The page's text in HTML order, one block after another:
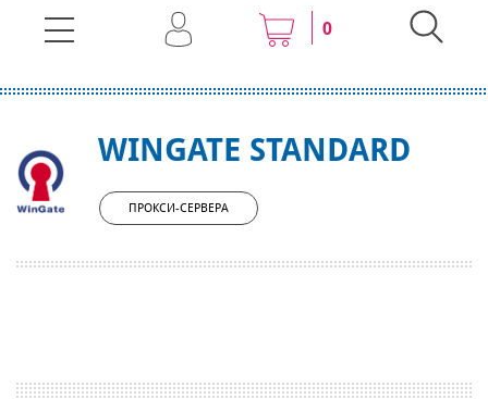
0
WINGATE STANDARD
ПРОКСИ-СЕРВЕРА